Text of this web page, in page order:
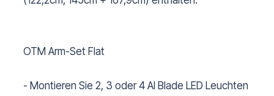
OTM Arm-Set Flat
- Montieren Sie 2, 3 oder 4 AI Blade LED Leuchten